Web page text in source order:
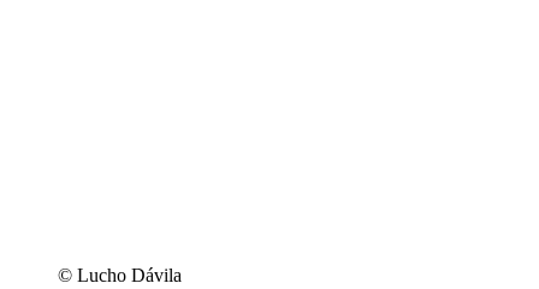
©︎ Lucho Dávila